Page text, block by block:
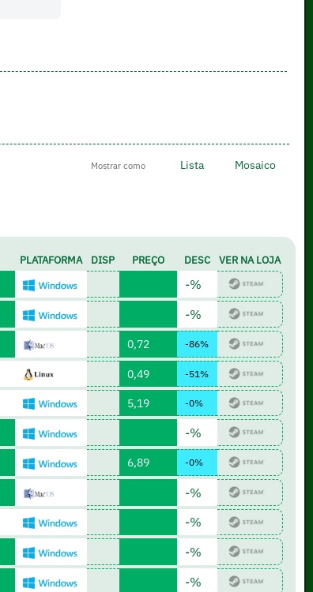
Mostrar como Lista Mosaico
PLATAFORMA DISP PREÇO DESC VER NA LOJA
-%
-%
0,72 -86%
0,49 -51%
5,19 -0%
-%
6,89 -0%
-%
-%
-%
-%